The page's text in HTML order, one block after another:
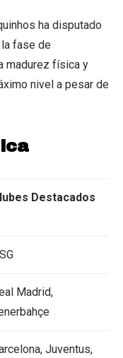
ha disputado
fase de
madurez física y
nivel a pesar de
Destacados
Madrid,
Juventus,